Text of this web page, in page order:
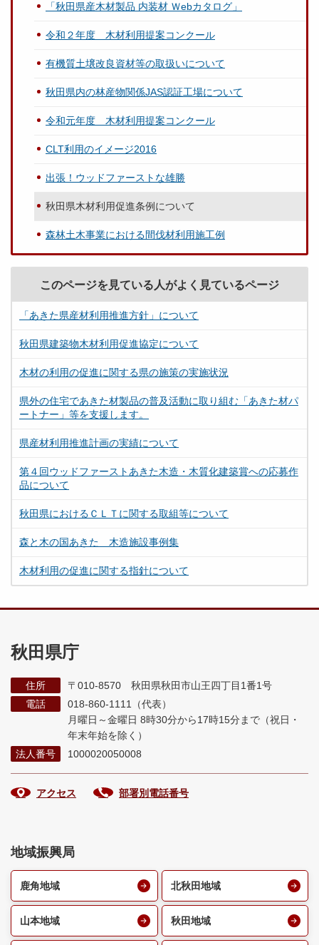
「秋田県産木材製品 内装材 Ｗebカタログ」
令和２年度 木材利用提案コンクール
有機質土壌改良資材等の取扱いについて
秋田県内の林産物関係JAS認証工場について
令和元年度 木材利用提案コンクール
CLT利用のイメージ2016
出張！ウッドファーストな雄勝
秋田県木材利用促進条例について
森林土木事業における間伐材利用施工例
このページを見ている人がよく見ているページ
「あきた県産材利用推進方針」について
秋田県建築物木材利用促進協定について
木材の利用の促進に関する県の施策の実施状況
県外の住宅であきた材製品の普及活動に取り組む「あきた材パ
ートナー」等を支援します。
県産材利用推進計画の実績について
第４回ウッドファーストあきた木造・木質化建築賞への応募作
品について
秋田県におけるＣＬＴに関する取組等について
森と木の国あきた 木造施設事例集
木材利用の促進に関する指針について
秋田県庁
住所
〒010-8570 秋田県秋田市山王四丁目1番1号
電話
018-860-1111（代表）
月曜日～金曜日 8時30分から17時15分まで （祝日・
年末年始を除く）
法人番号
1000020050008
アクセス 部署別電話番号
地域振興局
鹿角地域 北秋田地域
山本地域 秋田地域